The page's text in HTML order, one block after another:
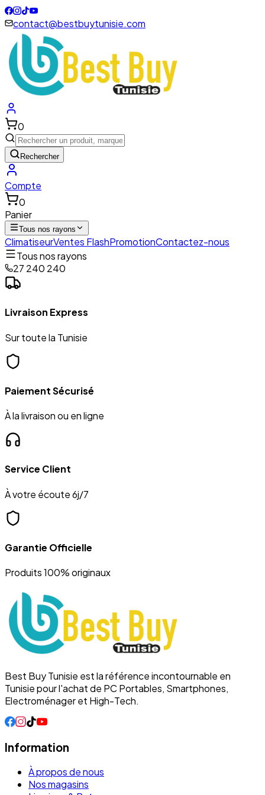
contact@bestbuytunisie.com
0
Rechercher
Compte
0
Panier
Tous nos rayons
ClimatiseurVentes FlashPromotionContactez-nous
Tous nos rayons
27 240 240
Livraison Express
Sur toute la Tunisie
Paiement Sécurisé
À la livraison ou en ligne
Service Client
À votre écoute 6j/7
Garantie Officielle
Produits 100% originaux
Best Buy Tunisie est la référence incontournable en
Tunisie pour l'achat de PC Portables, Smartphones,
Electroménager et High-Tech.
Information
À propos de nous
Nos magasins